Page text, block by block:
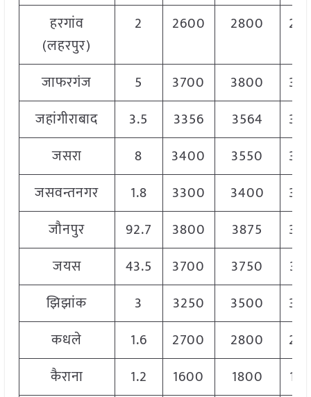
हरगांव
(लहरपुर)
2 2600 2800
जाफरगंज 5 3700 3800
जहांगीराबाद
3.5 3356 3564
जसरा
8 3400 3550
जसवन्तनगर
1.8 3300 3400
जौनपुर
92.7 3800 3875
जयस
43.5 3700 3750
झिझांक
3 3250 3500
कधले
1.6 2700 2800
कैराना
1.2 1600 1800